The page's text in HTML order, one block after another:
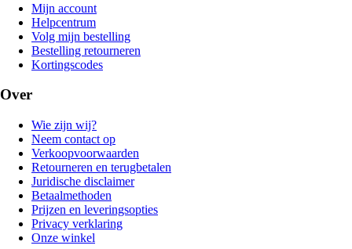
Mijn account
Helpcentrum
Volg mijn bestelling
Bestelling retourneren
Kortingscodes
Over
Wie zijn wij?
Neem contact op
Verkoopvoorwaarden
Retourneren en terugbetalen
Juridische disclaimer
Betaalmethoden
Prijzen en leveringsopties
Privacy verklaring
Onze winkel